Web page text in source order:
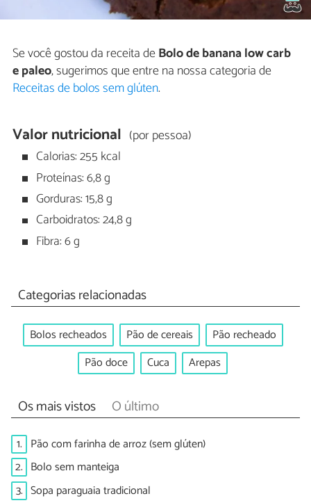
Se você gostou da receita deBolo de banana low carb
e paleo, sugerimos que entre na nossa categoria de
Receitas de bolos sem glúten.
Valor nutricional (por pessoa)
Calorias: 255 kcal
Proteínas: 6,8 g
Gorduras: 15,8 g
Carboidratos: 24,8 g
Fibra: 6 g
Categorias relacionadas
Bolos recheados Pão de cereais
Pão recheado
Pão doce
Cuca Arepas
Os mais vistos O último
1. Pão com farinha de arroz (sem glúten)
2. Bolo sem manteiga
3. Sopa paraguaia tradicional